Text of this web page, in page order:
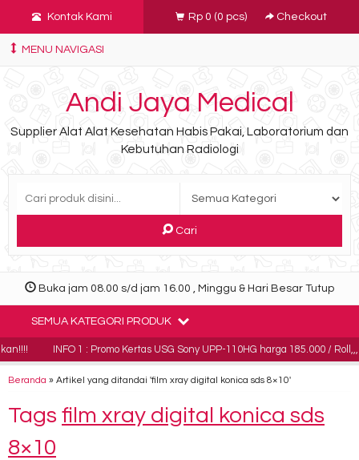
Kontak Kami Rp 0 (0 pcs) Checkout
MENU NAVIGASI
Andi Jaya Medical
Supplier Alat Alat Kesehatan Habis Pakai, Laboratorium dan
Kebutuhan Radiologi
Cari
Buka jam 08.00 s/d jam 16.00 , Minggu & Hari Besar Tutup
SEMUA KATEGORI PRODUK
INFO 1 : Promo Kertas USG Sony UPP-110HG harga 185.000 /
Beranda » Artikel yang ditandai 'film xray digital konica sds 8×10'
Tags film xray digital konica sds
8×10